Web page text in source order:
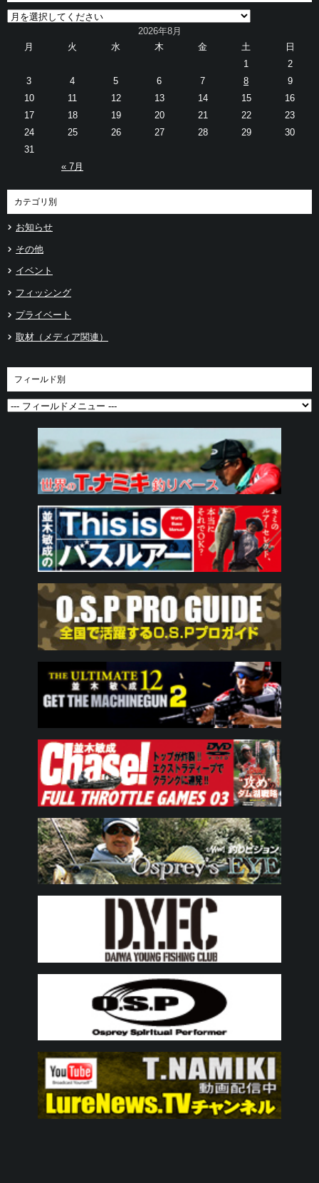
2026年8月
月
火 水 木 金 土 日
« 7月
1
2
3
4 5 6 7 8
9
10
11 12 13 14 15
16
17
18 19 20 21 22
23
24
25 26 27 28 29
30
31
カテゴリ別
お知らせ
その他
イベント
フィッシング
プライベート
取材（メディア関連）
フィールド別